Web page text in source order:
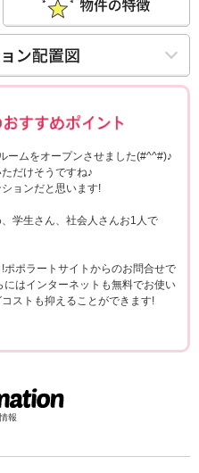
ームをオープンさせました(#^^#)♪
だけそうですね♪
ョンだと思います!
学生さん、社会人さんお1人で
ポラートサイトからのお問合せで
はインターネットも無料でお使い
ストも抑えることができます!
報